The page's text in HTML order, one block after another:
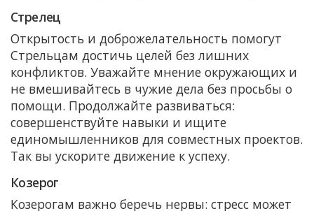
Стрелец
Открытость и доброжелательность помогут
Стрельцам достичь целей без лишних
конфликтов. Уважайте мнение окружающих и
не вмешивайтесь в чужие дела без просьбы о
помощи. Продолжайте развиваться:
совершенствуйте навыки и ищите
единомышленников для совместных проектов.
Так вы ускорите движение к успеху.
Козерог
Козерогам важно беречь нервы: стресс может